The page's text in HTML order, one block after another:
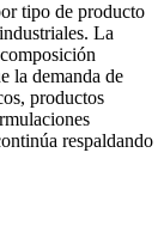
tipo de producto
La
la demanda de
productos
respaldando